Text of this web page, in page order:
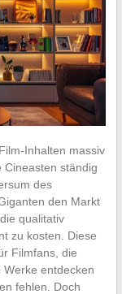
Inhalten massiv
ständig
des
den Markt
qualitativ
zu kosten. Diese
Filmfans, die
entdecken
fehlen. Doch